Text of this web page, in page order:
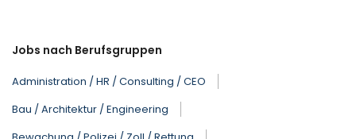
Jobs nach Berufsgruppen
Administration / HR / Consulting / CEO
Bau / Architektur / Engineering